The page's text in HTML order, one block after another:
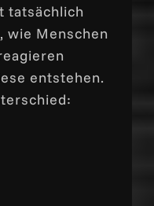
tatsächlich
wie Menschen
entstehen.